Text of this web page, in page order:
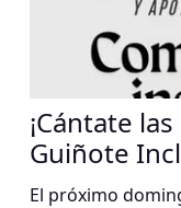
¡Cántate
Guiñote
El próximo